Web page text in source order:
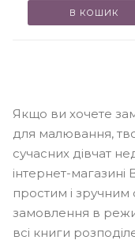
В КОШИК
Якщо ви хочете
для малювання,
сучасних дівчат
інтернет-
простим і
замовлення в
всі книги